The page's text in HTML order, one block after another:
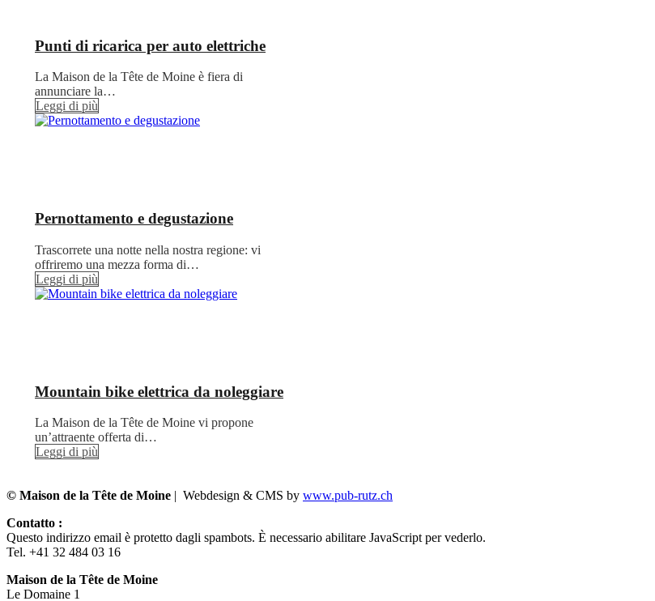
Punti di ricarica per auto elettriche
La Maison de la Tête de Moine è fiera di
annunciare la…
Leggi di più
Pernottamento e degustazione
Trascorrete una notte nella nostra regione: vi
offriremo una mezza forma di…
Leggi di più
Mountain bike elettrica da noleggiare
La Maison de la Tête de Moine vi propone
un’attraente offerta di…
Leggi di più
© Maison de la Tête de Moine | Webdesign & CMS by www.pub-rutz.ch
Contatto :
Questo indirizzo email è protetto dagli spambots. È necessario abilitare JavaScript per vederlo.
Tel. +41 32 484 03 16
Maison de la Tête de Moine
Le Domaine 1